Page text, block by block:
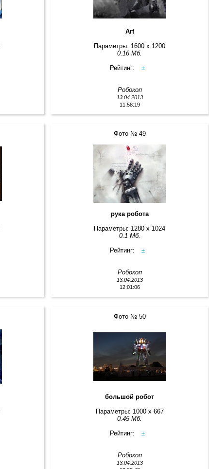
Art
Параметры: 1600 x 1200
0.16 Мб.
Рейтинг:
±
Робокоп
13.04.2013
11:58:19
Фото № 49
рука робота
Параметры: 1280 x 1024
0.1 Мб.
Рейтинг:
±
Робокоп
13.04.2013
12:01:06
Фото № 50
большой робот
Параметры: 1000 x 667
0.45 Мб.
Рейтинг:
±
Робокоп
13.04.2013